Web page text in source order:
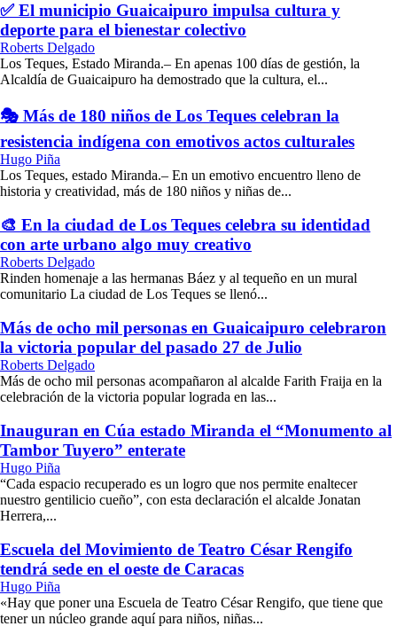
✅ El municipio Guaicaipuro impulsa cultura y
deporte para el bienestar colectivo
Roberts Delgado
Los Teques, Estado Miranda.– En apenas 100 días de gestión, la
Alcaldía de Guaicaipuro ha demostrado que la cultura, el...
🎭 Más de 180 niños de Los Teques celebran la
resistencia indígena con emotivos actos culturales
Hugo Piña
Los Teques, estado Miranda.– En un emotivo encuentro lleno de
historia y creatividad, más de 180 niños y niñas de...
🎨 En la ciudad de Los Teques celebra su identidad
con arte urbano algo muy creativo
Roberts Delgado
Rinden homenaje a las hermanas Báez y al tequeño en un mural
comunitario La ciudad de Los Teques se llenó...
Más de ocho mil personas en Guaicaipuro celebraron
la victoria popular del pasado 27 de Julio
Roberts Delgado
Más de ocho mil personas acompañaron al alcalde Farith Fraija en la
celebración de la victoria popular lograda en las...
Inauguran en Cúa estado Miranda el “Monumento al
Tambor Tuyero” enterate
Hugo Piña
“Cada espacio recuperado es un logro que nos permite enaltecer
nuestro gentilicio cueño”, con esta declaración el alcalde Jonatan
Herrera,...
Escuela del Movimiento de Teatro César Rengifo
tendrá sede en el oeste de Caracas
Hugo Piña
«Hay que poner una Escuela de Teatro César Rengifo, que tiene que
tener un núcleo grande aquí para niños, niñas...